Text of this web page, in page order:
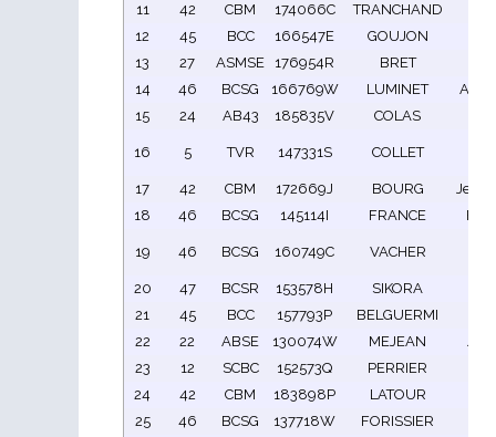
11
42 CBM 174066C TRANCHAND
12
45 BCC 166547E GOUJON
13
27 ASMSE 176954R BRET
14
46 BCSG 166769W LUMINET
15
24 AB43 185835V COLAS
16 5 TVR 147331S COLLET
17
42 CBM 172669J BOURG
Jean-
18
46 BCSG 145114I FRANCE
19 46 BCSG 160749C VACHER
20
47 BCSR 153578H SIKORA
21
45 BCC 157793P BELGUERMI
22
22 ABSE 130074W MEJEAN
23
12 SCBC 152573Q PERRIER
24
42 CBM 183898P LATOUR
25
46 BCSG 137718W FORISSIER